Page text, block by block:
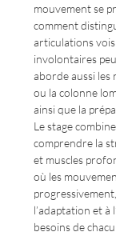
mouvement se
comment
articulations
involontaires
aborde aussi les
ou la colonne
ainsi que la
Le stage
comprendre la
et muscles
où les
l’adaptation et à
besoins de